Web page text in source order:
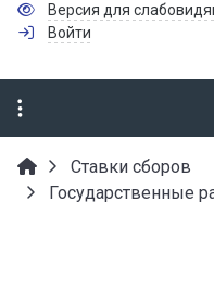
Версия для
Войти
Ставки сборов
Государственные